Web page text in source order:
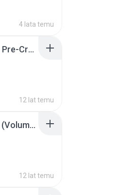
4 lata temu
Sony Vegas Pro 12.0.770 (64-bit) Pre-Cracked.zip
12 lat temu
Junior Miss Pageant 1999 Series (Volume I Part I NC 6).7z
12 lat temu